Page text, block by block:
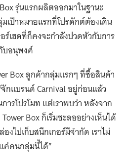
รุ่นแรกผลิตออกมาในฐานะ
เป้าหมายแรกที่โปรดักต์ต้องเดิน
ร์เฮดที่ก็คงจะกำลังปวดหัวกับการ
บอนุพงศ์
Box ลูกค้ากลุ่มแรกๆ ที่ซื้อสินค้า
กแบรนด์ Carnival อยู่ก่อนแล้ว
การโปรโมท แต่เราพบว่า หลังจาก
Box ก็เริ่มชะลออย่างเห็นได้
ไปเก็บสนีกเกอร์มีจำกัด เราไม่
ค่คนกลุ่มนี้ได้”